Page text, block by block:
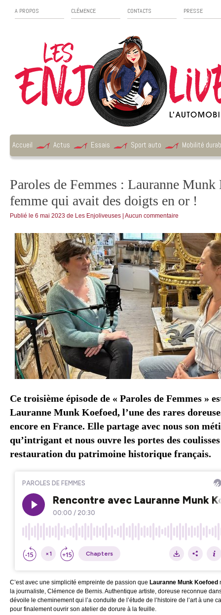
A PROPOS CLÉMENCE CONTACTS PRESSE
Accueil Actus Essais Sport auto Mobilité
Paroles de Femmes : Lauranne
femme qui avait des doigts en or !
Publié le 6 mai 2023 de Les Enjoliveuses Aucun commentaire
Ce troisième épisode de « Paroles de Femmes »
Lauranne Munk Koefoed, l’une des rares
encore en France. Elle partage avec nous son
qu’intrigant et nous ouvre les portes des
restauration du patrimoine historique français.
C’est avec une simplicité empreinte de passion que Lauranne Munk Koefoed
la journaliste, Clémence de Bernis. Authentique artiste, doreuse reconnue
dévoile le cheminement qui l’a conduite de l’étude de l’histoire de l’art à une
pour finalement ouvrir son atelier de dorure à la feuille.